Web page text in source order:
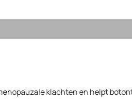
klachten en helpt